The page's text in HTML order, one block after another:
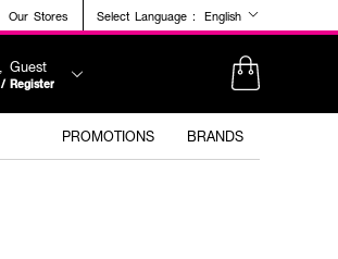
Our Stores Select Language : English
Guest
Register
PROMOTIONS BRANDS